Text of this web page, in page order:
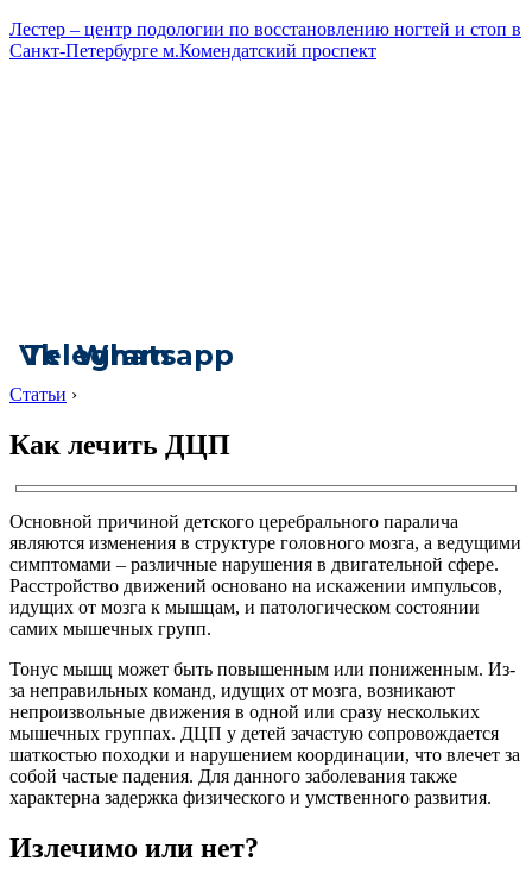
Лестер – центр подологии по восстановлению ногтей и стоп в
Санкт-Петербурге м.Комендатский проспект
Vk
Telegram
Whatsapp
Статьи ›
Как лечить ДЦП
Основной причиной детского церебрального паралича
являются изменения в структуре головного мозга, а ведущими
симптомами – различные нарушения в двигательной сфере.
Расстройство движений основано на искажении импульсов,
идущих от мозга к мышцам, и патологическом состоянии
самих мышечных групп.
Тонус мышц может быть повышенным или пониженным. Из-
за неправильных команд, идущих от мозга, возникают
непроизвольные движения в одной или сразу нескольких
мышечных группах. ДЦП у детей зачастую сопровождается
шаткостью походки и нарушением координации, что влечет за
собой частые падения. Для данного заболевания также
характерна задержка физического и умственного развития.
Излечимо или нет?